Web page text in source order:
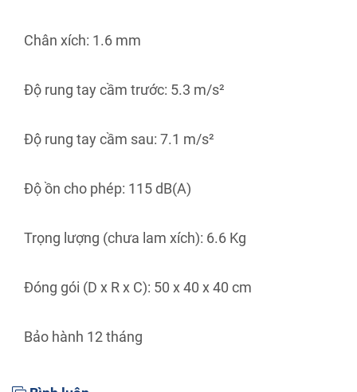
Chân xích: 1.6 mm
Độ rung tay cầm trước: 5.3 m/s²
Độ rung tay cầm sau: 7.1 m/s²
Độ ồn cho phép: 115 dB(A)
Trọng lượng (chưa lam xích): 6.6 Kg
Đóng gói (D x R x C): 50 x 40 x 40 cm
Bảo hành 12 tháng